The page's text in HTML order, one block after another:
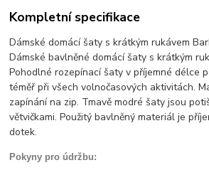
Kompletní specifikace
Dámské domácí šaty s krátkým rukávem
Dámské bavlněné domácí šaty s krátkým
Pohodlné rozepínací šaty v příjemné délce
téměř při všech volnočasových aktivitách.
zapínání na zip. Tmavě modré šaty jsou
větvičkami. Použitý bavlněný materiál je
dotek.
Pokyny pro údržbu: